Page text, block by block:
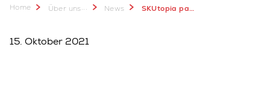
Home Über uns... News SKUtopia partners with Swisslog
15. Oktober 2021